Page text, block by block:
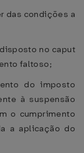
das condições a
no caput
faltoso;
do imposto
à suspensão
o cumprimento
a aplicação do